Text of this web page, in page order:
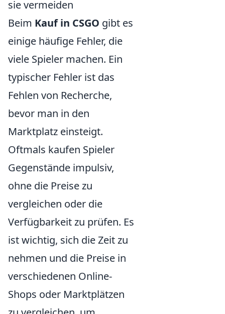
sie vermeiden
Beim Kauf in CSGO gibt es
einige häufige Fehler, die
viele Spieler machen. Ein
typischer Fehler ist das
Fehlen von Recherche,
bevor man in den
Marktplatz einsteigt.
Oftmals kaufen Spieler
Gegenstände impulsiv,
ohne die Preise zu
vergleichen oder die
Verfügbarkeit zu prüfen. Es
ist wichtig, sich die Zeit zu
nehmen und die Preise in
verschiedenen Online-
Shops oder Marktplätzen